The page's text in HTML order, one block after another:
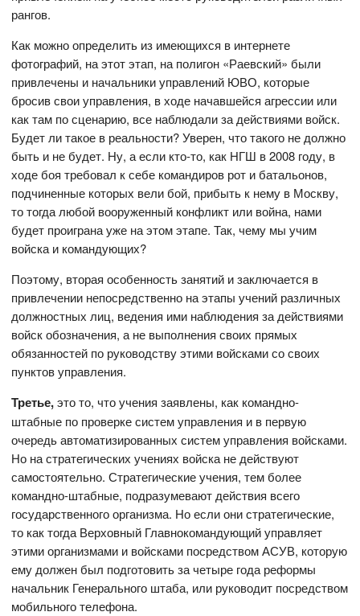
рангов.
Как можно определить из имеющихся в интернете
фотографий, на этот этап, на полигон «Раевский» были
привлечены и начальники управлений ЮВО, которые
бросив свои управления, в ходе начавшейся агрессии или
как там по сценарию, все наблюдали за действиями войск.
Будет ли такое в реальности? Уверен, что такого не должно
быть и не будет. Ну, а если кто-то, как НГШ в 2008 году, в
ходе боя требовал к себе командиров рот и батальонов,
подчиненные которых вели бой, прибыть к нему в Москву,
то тогда любой вооруженный конфликт или война, нами
будет проиграна уже на этом этапе. Так, чему мы учим
войска и командующих?
Поэтому, вторая особенность занятий и заключается в
привлечении непосредственно на этапы учений различных
должностных лиц, ведения ими наблюдения за действиями
войск обозначения, а не выполнения своих прямых
обязанностей по руководству этими войсками со своих
пунктов управления.
Третье,это то, что учения заявлены, как командно-
штабные по проверке систем управления и в первую
очередь автоматизированных систем управления войсками.
Но на стратегических учениях войска не действуют
самостоятельно. Стратегические учения, тем более
командно-штабные, подразумевают действия всего
государственного организма. Но если они стратегические,
то как тогда Верховный Главнокомандующий управляет
этими организмами и войсками посредством АСУВ, которую
ему должен был подготовить за четыре года реформы
начальник Генерального штаба, или руководит посредством
мобильного телефона.